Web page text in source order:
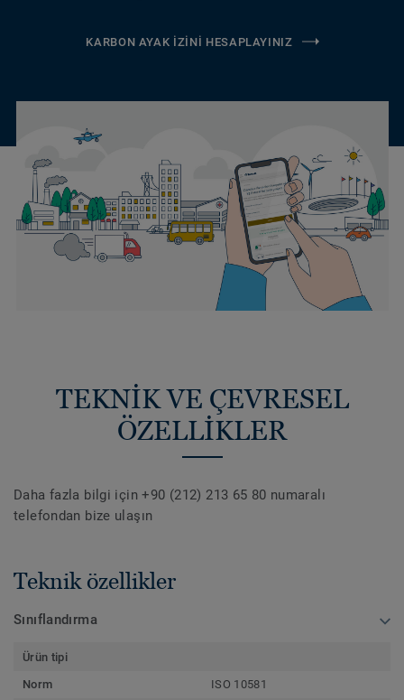
KARBON AYAK İZINI HESAPLAYINIZ
TEKNİK VE ÇEVRESEL
ÖZELLİKLER
Daha fazla bilgi için +90 (212) 213 65 80 numaralı
telefondan bize ulaşın
Teknik özellikler
Sınıflandırma
Ürün tipi
Norm
ISO 10581